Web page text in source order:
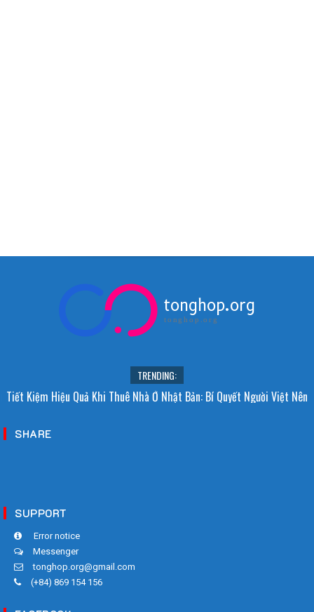
tonghop.org
tonghop.org
TRENDING:
Sao Người Nhật Không Ăn Hoa Quả Tự Trồng? Sự Thật Bất Ngờ Đằng
Tiết Kiệm Hiệu Quả Khi Thuê Nhà Ở Nhật Bản: Bí Quyết Người Việt Nên
SHARE
SUPPORT
Error notice
Messenger
tonghop.org@gmail.com
(+84) 869 154 156